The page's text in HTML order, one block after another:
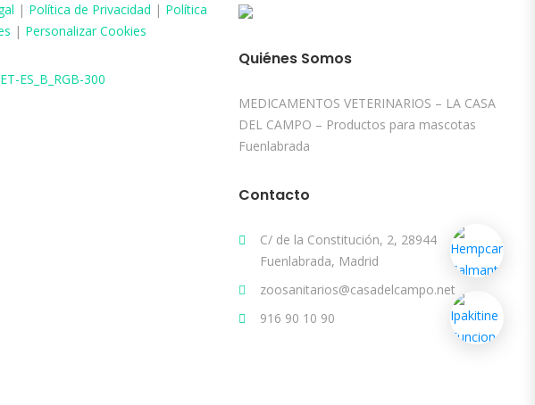
| Política de Privacidad | Política
| Personalizar Cookies
Quiénes Somos
MEDICAMENTOS VETERINARIOS – LA CASA
DEL CAMPO – Productos para mascotas
Fuenlabrada
Contacto
C/ de la Constitución, 2, 28944
Fuenlabrada, Madrid
zoosanitarios@casadelcampo.net
916 90 10 90